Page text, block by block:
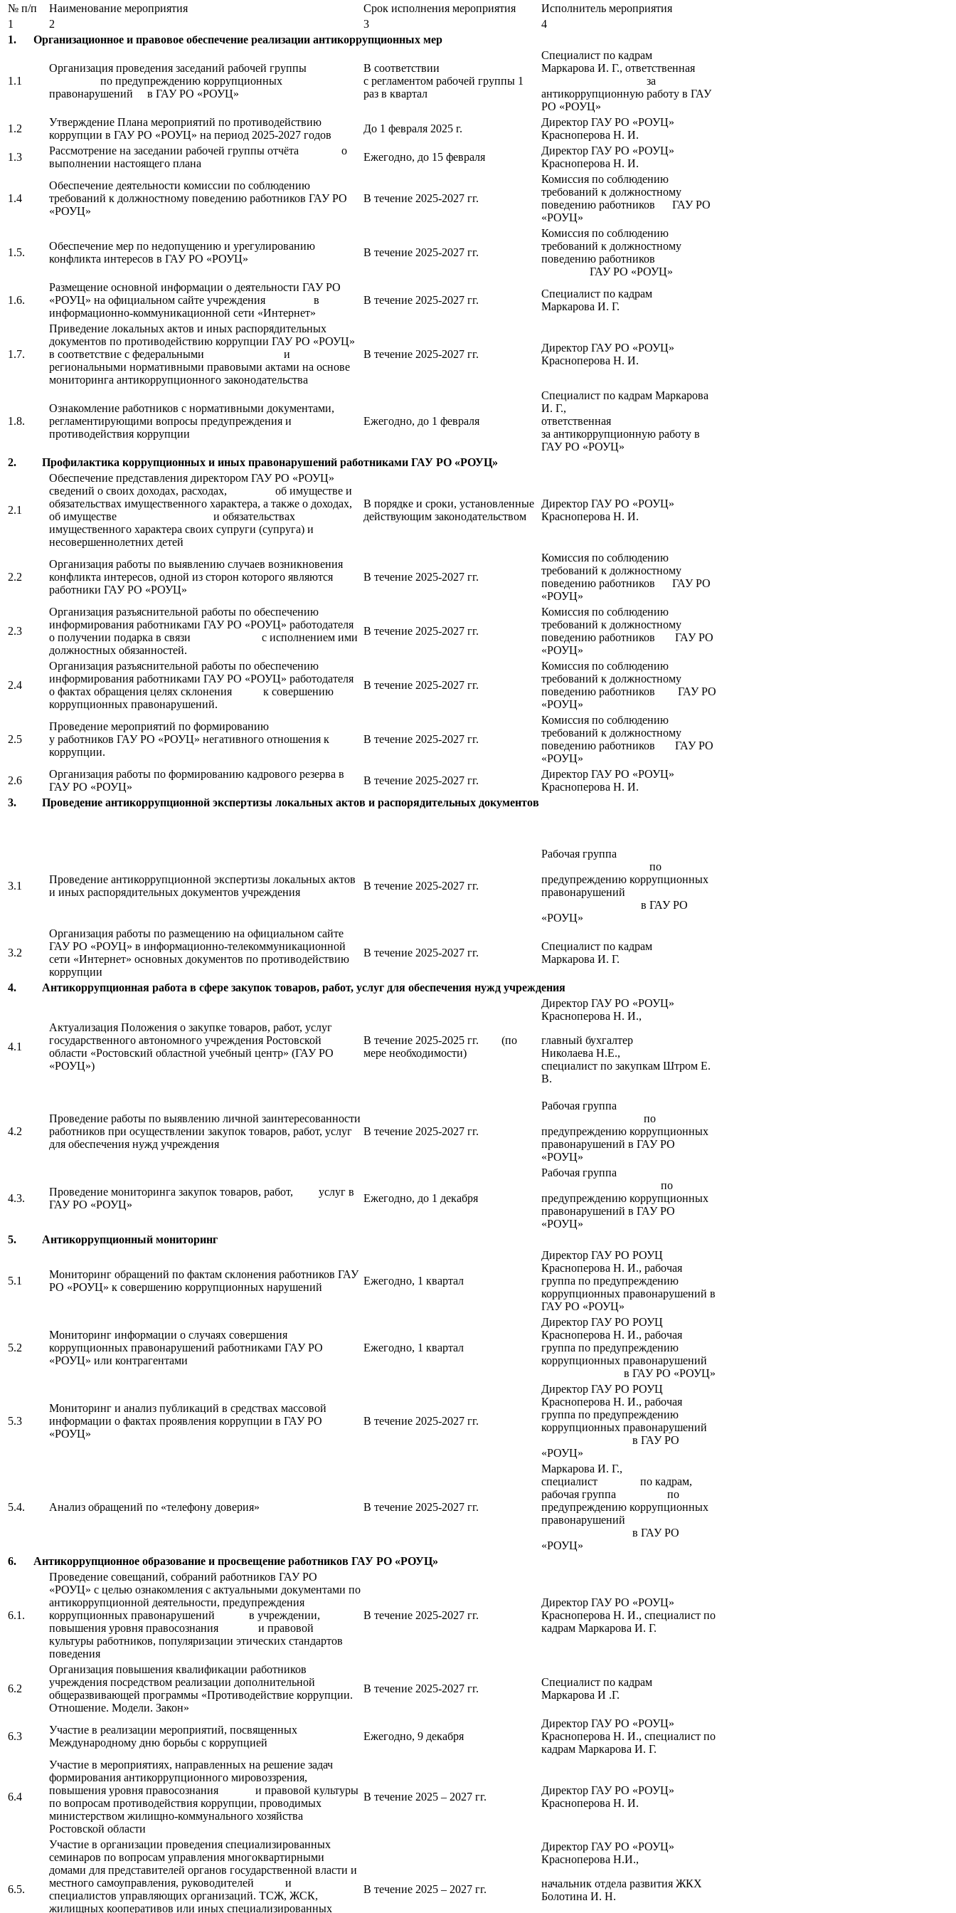
№ п/п Наименование мероприятия Срок исполнения мероприятия
Исполнитель мероприятия
1
2 3
4
1. Организационное и правовое обеспечение реализации антикоррупционных мер
1.1
Организация проведения заседаний рабочей группы
по предупреждению коррупционных
правонарушений в ГАУ РО «РОУЦ»
В соответствии
с регламентом рабочей группы 1
раз в квартал
Специалист по кадрам
Маркарова И. Г., ответственная
за
антикоррупционную работу в ГАУ
РО «РОУЦ»
1.2
Утверждение Плана мероприятий по противодействию
коррупции в ГАУ РО «РОУЦ» на период 2025-2027 годов
До 1 февраля 2025 г.
Директор ГАУ РО «РОУЦ»
Красноперова Н. И.
1.3
Рассмотрение на заседании рабочей группы отчёта о
выполнении настоящего плана
Ежегодно, до 15 февраля
Директор ГАУ РО «РОУЦ»
Красноперова Н. И.
1.4
Обеспечение деятельности комиссии по соблюдению
требований к должностному поведению работников ГАУ РО
«РОУЦ»
В течение 2025-2027 гг.
Комиссия по соблюдению
требований к должностному
поведению работников ГАУ РО
«РОУЦ»
1.5.
Обеспечение мер по недопущению и урегулированию
конфликта интересов в ГАУ РО «РОУЦ»
В течение 2025-2027 гг.
Комиссия по соблюдению
требований к должностному
поведению работников
ГАУ РО «РОУЦ»
1.6.
Размещение основной информации о деятельности ГАУ РО
«РОУЦ» на официальном сайте учреждения в
информационно-коммуникационной сети «Интернет»
В течение 2025-2027 гг.
Специалист по кадрам
Маркарова И. Г.
1.7.
Приведение локальных актов и иных распорядительных
документов по противодействию коррупции ГАУ РО «РОУЦ»
в соответствие с федеральными и
региональными нормативными правовыми актами на основе
мониторинга антикоррупционного законодательства
В течение 2025-2027 гг.
Директор ГАУ РО «РОУЦ»
Красноперова Н. И.
1.8.
Ознакомление работников с нормативными документами,
регламентирующими вопросы предупреждения и
противодействия коррупции
Ежегодно, до 1 февраля
Специалист по кадрам Маркарова
И. Г.,
ответственная
за антикоррупционную работу в
ГАУ РО «РОУЦ»
2. Профилактика коррупционных и иных правонарушений работниками ГАУ РО «РОУЦ»
2.1
Обеспечение представления директором ГАУ РО «РОУЦ»
сведений о своих доходах, расходах, об имуществе и
обязательствах имущественного характера, а также о доходах,
об имуществе и обязательствах
имущественного характера своих супруги (супруга) и
несовершеннолетних детей
В порядке и сроки, установленные
действующим законодательством
Директор ГАУ РО «РОУЦ»
Красноперова Н. И.
2.2
Организация работы по выявлению случаев возникновения
конфликта интересов, одной из сторон которого являются
работники ГАУ РО «РОУЦ»
В течение 2025-2027 гг.
Комиссия по соблюдению
требований к должностному
поведению работников ГАУ РО
«РОУЦ»
2.3
Организация разъяснительной работы по обеспечению
информирования работниками ГАУ РО «РОУЦ» работодателя
о получении подарка в связи с исполнением ими
должностных обязанностей.
В течение 2025-2027 гг.
Комиссия по соблюдению
требований к должностному
поведению работников ГАУ РО
«РОУЦ»
2.4
Организация разъяснительной работы по обеспечению
информирования работниками ГАУ РО «РОУЦ» работодателя
о фактах обращения целях склонения к совершению
коррупционных правонарушений.
В течение 2025-2027 гг.
Комиссия по соблюдению
требований к должностному
поведению работников ГАУ РО
«РОУЦ»
2.5
Проведение мероприятий по формированию
у работников ГАУ РО «РОУЦ» негативного отношения к
коррупции.
В течение 2025-2027 гг.
Комиссия по соблюдению
требований к должностному
поведению работников ГАУ РО
«РОУЦ»
2.6
Организация работы по формированию кадрового резерва в
ГАУ РО «РОУЦ»
В течение 2025-2027 гг.
Директор ГАУ РО «РОУЦ»
Красноперова Н. И.
3. Проведение антикоррупционной экспертизы локальных актов и распорядительных документов
3.1
Проведение антикоррупционной экспертизы локальных актов
и иных распорядительных документов учреждения
В течение 2025-2027 гг.
Рабочая группа
по
предупреждению коррупционных
правонарушений
в ГАУ РО
«РОУЦ»
3.2
Организация работы по размещению на официальном сайте
ГАУ РО «РОУЦ» в информационно-телекоммуникационной
сети «Интернет» основных документов по противодействию
коррупции
В течение 2025-2027 гг.
Специалист по кадрам
Маркарова И. Г.
4. Антикоррупционная работа в сфере закупок товаров, работ, услуг для обеспечения нужд учреждения
4.1
Актуализация Положения о закупке товаров, работ, услуг
государственного автономного учреждения Ростовской
области «Ростовский областной учебный центр» (ГАУ РО
«РОУЦ»)
В течение 2025-2025 гг. (по
мере необходимости)
Директор ГАУ РО «РОУЦ»
Красноперова Н. И.,
главный бухгалтер
Николаева Н.Е.,
специалист по закупкам Штром Е.
В.
4.2
Проведение работы по выявлению личной заинтересованности
работников при осуществлении закупок товаров, работ, услуг
для обеспечения нужд учреждения
В течение 2025-2027 гг.
Рабочая группа
по
предупреждению коррупционных
правонарушений в ГАУ РО
«РОУЦ»
4.3.
Проведение мониторинга закупок товаров, работ, услуг в
ГАУ РО «РОУЦ»
Ежегодно, до 1 декабря
Рабочая группа
по
предупреждению коррупционных
правонарушений в ГАУ РО
«РОУЦ»
5. Антикоррупционный мониторинг
5.1
Мониторинг обращений по фактам склонения работников ГАУ
РО «РОУЦ» к совершению коррупционных нарушений
Ежегодно, 1 квартал
Директор ГАУ РО РОУЦ
Красноперова Н. И., рабочая
группа по предупреждению
коррупционных правонарушений в
ГАУ РО «РОУЦ»
5.2
Мониторинг информации о случаях совершения
коррупционных правонарушений работниками ГАУ РО
«РОУЦ» или контрагентами
Ежегодно, 1 квартал
Директор ГАУ РО РОУЦ
Красноперова Н. И., рабочая
группа по предупреждению
коррупционных правонарушений
в ГАУ РО «РОУЦ»
5.3
Мониторинг и анализ публикаций в средствах массовой
информации о фактах проявления коррупции в ГАУ РО
«РОУЦ»
В течение 2025-2027 гг.
Директор ГАУ РО РОУЦ
Красноперова Н. И., рабочая
группа по предупреждению
коррупционных правонарушений
в ГАУ РО
«РОУЦ»
5.4. Анализ обращений по «телефону доверия» В течение 2025-2027 гг.
Маркарова И. Г.,
специалист по кадрам,
рабочая группа по
предупреждению коррупционных
правонарушений
в ГАУ РО
«РОУЦ»
6. Антикоррупционное образование и просвещение работников ГАУ РО «РОУЦ»
6.1.
Проведение совещаний, собраний работников ГАУ РО
«РОУЦ» с целью ознакомления с актуальными документами по
антикоррупционной деятельности, предупреждения
коррупционных правонарушений в учреждении,
повышения уровня правосознания и правовой
культуры работников, популяризации этических стандартов
поведения
В течение 2025-2027 гг.
Директор ГАУ РО «РОУЦ»
Красноперова Н. И., специалист по
кадрам Маркарова И. Г.
6.2
Организация повышения квалификации работников
учреждения посредством реализации дополнительной
общеразвивающей программы «Противодействие коррупции.
Отношение. Модели. Закон»
В течение 2025-2027 гг.
Специалист по кадрам
Маркарова И .Г.
6.3
Участие в реализации мероприятий, посвященных
Международному дню борьбы с коррупцией
Ежегодно, 9 декабря
Директор ГАУ РО «РОУЦ»
Красноперова Н. И., специалист по
кадрам Маркарова И. Г.
6.4
Участие в мероприятиях, направленных на решение задач
формирования антикоррупционного мировоззрения,
повышения уровня правосознания и правовой культуры
по вопросам противодействия коррупции, проводимых
министерством жилищно-коммунального хозяйства
Ростовской области
В течение 2025 – 2027 гг.
Директор ГАУ РО «РОУЦ»
Красноперова Н. И.
6.5.
Участие в организации проведения специализированных
семинаров по вопросам управления многоквартирными
домами для представителей органов государственной власти и
местного самоуправления, руководителей и
специалистов управляющих организаций. ТСЖ, ЖСК,
жилищных кооперативов или иных специализированных
В течение 2025 – 2027 гг.
Директор ГАУ РО «РОУЦ»
Красноперова Н.И.,
начальник отдела развития ЖКХ
Болотина И. Н.